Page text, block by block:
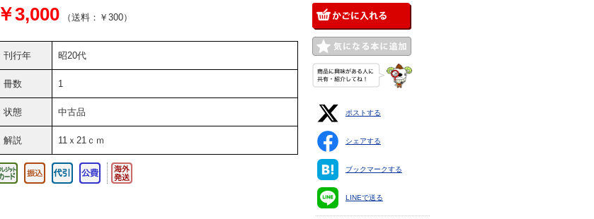
￥3,000 （送料：￥300）
刊行年 昭20代
冊数 1
状態 中古品
解説 11ｘ21ｃｍ
ポストする
シェアする
ブックマークする
LINEで送る